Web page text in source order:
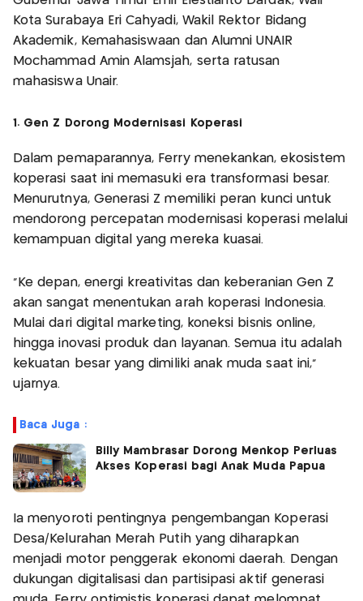
Kota Surabaya Eri Cahyadi, Wakil Rektor Bidang
Akademik, Kemahasiswaan dan Alumni UNAIR
Mochammad Amin Alamsjah, serta ratusan
mahasiswa Unair.
1. Gen Z Dorong Modernisasi Koperasi
Dalam pemaparannya, Ferry menekankan, ekosistem
koperasi saat ini memasuki era transformasi besar.
Menurutnya, Generasi Z memiliki peran kunci untuk
mendorong percepatan modernisasi koperasi melalui
kemampuan digital yang mereka kuasai.
“Ke depan, energi kreativitas dan keberanian Gen Z
akan sangat menentukan arah koperasi Indonesia.
Mulai dari digital marketing, koneksi bisnis online,
hingga inovasi produk dan layanan. Semua itu adalah
kekuatan besar yang dimiliki anak muda saat ini,”
ujarnya.
Baca Juga :
Billy Mambrasar Dorong Menkop Perluas
Akses Koperasi bagi Anak Muda Papua
Ia menyoroti pentingnya pengembangan Koperasi
Desa/Kelurahan Merah Putih yang diharapkan
menjadi motor penggerak ekonomi daerah. Dengan
dukungan digitalisasi dan partisipasi aktif generasi